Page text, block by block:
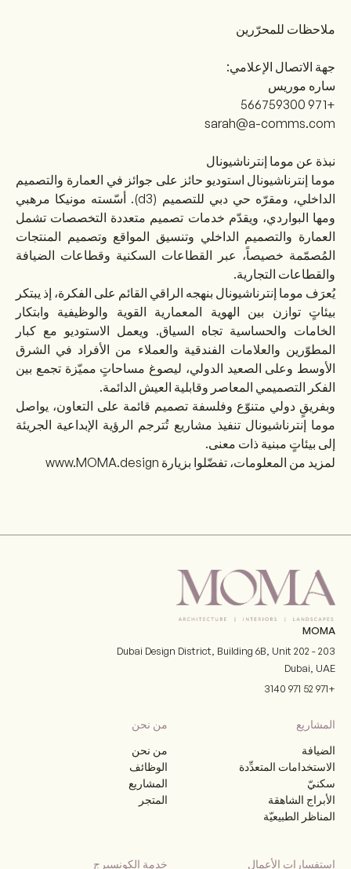
ملاحظات للمحرّرين
جهة الاتصال الإعلامي:
ساره موريس
+971 566759300
sarah@a-comms.com
نبذة عن موما إنترناشيونال
موما إنترناشيونال استوديو حائز على جوائز في العمارة والتصميم
الداخلي، ومقرّه حي دبي للتصميم (d3). أسّسته مونيكا مرهبي
ومها البواردي، ويقدّم خدمات تصميم متعددة التخصصات تشمل
العمارة والتصميم الداخلي وتنسيق المواقع وتصميم المنتجات
المُصمّمة خصيصاً، عبر القطاعات السكنية وقطاعات الضيافة
والقطاعات التجارية.
يُعرَف موما إنترناشيونال بنهجه الراقي القائم على الفكرة، إذ يبتكر
بيئاتٍ توازن بين الهوية المعمارية القوية والوظيفية وابتكار
الخامات والحساسية تجاه السياق. ويعمل الاستوديو مع كبار
المطوّرين والعلامات الفندقية والعملاء من الأفراد في الشرق
الأوسط وعلى الصعيد الدولي، ليصوغ مساحاتٍ مميّزة تجمع بين
الفكر التصميمي المعاصر وقابلية العيش الدائمة.
وبفريقٍ دولي متنوّع وفلسفة تصميم قائمة على التعاون، يواصل
موما إنترناشيونال تنفيذ مشاريع تُترجم الرؤية الإبداعية الجريئة
إلى بيئاتٍ مبنية ذات معنى.
لمزيد من المعلومات، تفضّلوا بزيارة www.MOMA.design
MOMA
Dubai Design District, Building 6B, Unit 202 - 203
Dubai UAE
+971 52 971 3140
المشاريع
الضيافة
الاستخدامات المتعدِّدة
سكنيّ
الأبراج الشاهقة
المناظر الطبيعيّة
من نحن
من نحن
الوظائف
المشاريع
المتجر
استفسارات الأعمال خدمة الكونسيرج